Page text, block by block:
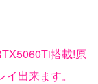
搭載!原
出来ます。